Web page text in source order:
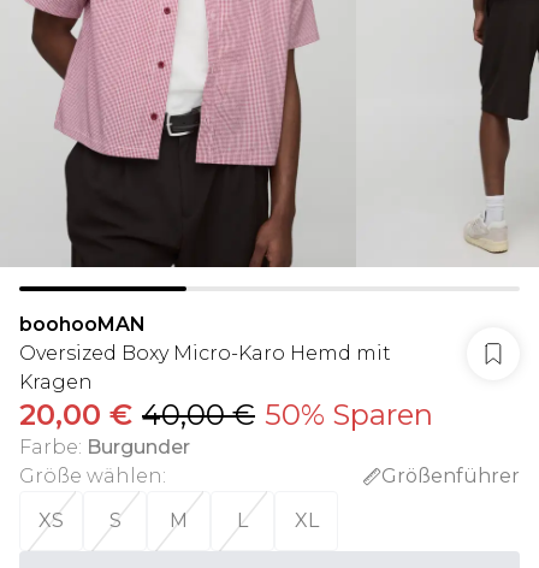
boohooMAN
Oversized Boxy Micro-Karo Hemd mit
Kragen
20,00 € 40,00 € 50% Sparen
Farbe: Burgunder
Größe wählen:
Größenführer
XS
S M L XL